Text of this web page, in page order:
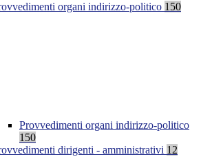
organi indirizzo-politico 150
Provvedimenti organi indirizzo-politico
150
dirigenti - amministrativi 12